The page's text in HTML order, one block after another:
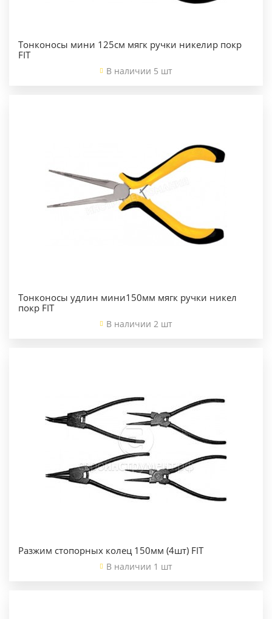
Тонконосы мини 125см мягк ручки никелир покр
FIT
В наличии 5 шт
Тонконосы удлин мини150мм мягк ручки никел
покр FIT
В наличии 2 шт
Разжим стопорных колец 150мм (4шт) FIT
В наличии 1 шт